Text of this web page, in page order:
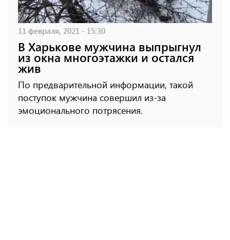
11 февраля, 2021 - 15:30
В Харькове мужчина выпрыгнул
из окна многоэтажки и остался
жив
По предварительной информации, такой
поступок мужчина совершил из-за
эмоционального потрясения.